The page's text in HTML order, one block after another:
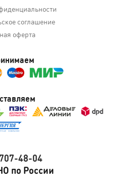
соглашение
оферта
48-04
по России